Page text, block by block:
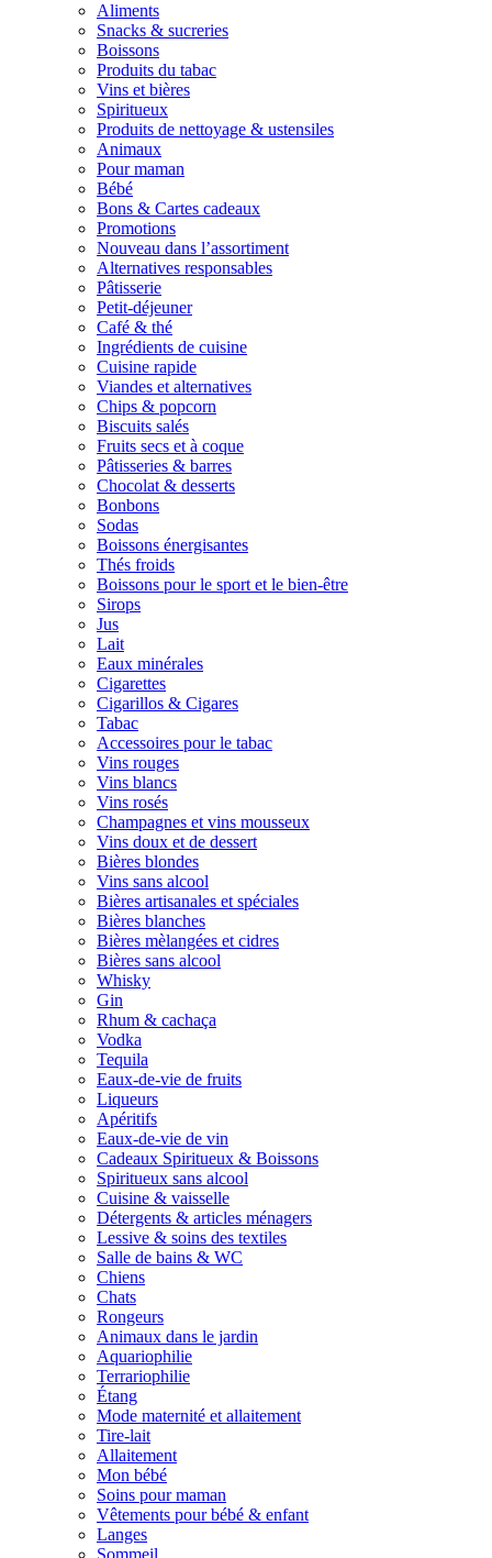
Aliments
Snacks & sucreries
Boissons
Produits du tabac
Vins et bières
Spiritueux
Produits de nettoyage & ustensiles
Animaux
Pour maman
Bébé
Bons & Cartes cadeaux
Promotions
Nouveau dans l’assortiment
Alternatives responsables
Pâtisserie
Petit-déjeuner
Café & thé
Ingrédients de cuisine
Cuisine rapide
Viandes et alternatives
Chips & popcorn
Biscuits salés
Fruits secs et à coque
Pâtisseries & barres
Chocolat & desserts
Bonbons
Sodas
Boissons énergisantes
Thés froids
Boissons pour le sport et le bien-être
Sirops
Jus
Lait
Eaux minérales
Cigarettes
Cigarillos & Cigares
Tabac
Accessoires pour le tabac
Vins rouges
Vins blancs
Vins rosés
Champagnes et vins mousseux
Vins doux et de dessert
Bières blondes
Vins sans alcool
Bières artisanales et spéciales
Bières blanches
Bières mèlangées et cidres
Bières sans alcool
Whisky
Gin
Rhum & cachaça
Vodka
Tequila
Eaux-de-vie de fruits
Liqueurs
Apéritifs
Eaux-de-vie de vin
Cadeaux Spiritueux & Boissons
Spiritueux sans alcool
Cuisine & vaisselle
Détergents & articles ménagers
Lessive & soins des textiles
Salle de bains & WC
Chiens
Chats
Rongeurs
Animaux dans le jardin
Aquariophilie
Terrariophilie
Étang
Mode maternité et allaitement
Tire-lait
Allaitement
Mon bébé
Soins pour maman
Vêtements pour bébé & enfant
Langes
Sommeil